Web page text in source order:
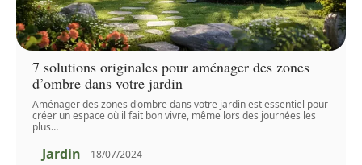
7 solutions originales pour aménager des zones
d’ombre dans votre jardin
Aménager des zones d'ombre dans votre jardin est essentiel pour
créer un espace où il fait bon vivre, même lors des journées les
plus…
Jardin 18/07/2024